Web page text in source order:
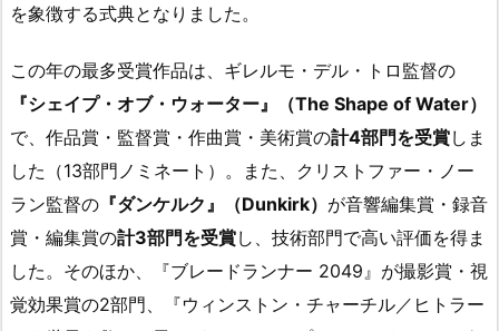
を象徴する式典となりました。
この年の最多受賞作品は、ギレルモ・デル・トロ監督の
『シェイプ・オブ・ウォーター』（The Shape of Water）
で、作品賞・監督賞・作曲賞・美術賞の計4部門を受賞しま
した（13部門ノミネート）。また、クリストファー・ノー
ラン監督の 『ダンケルク』（Dunkirk） が音響編集賞・録音
賞・編集賞の計3部門を受賞し、技術部門で高い評価を得ま
した。そのほか、『ブレードランナー 2049』が撮影賞・視
覚効果賞の2部門、『ウィンストン・チャーチル／ヒトラー